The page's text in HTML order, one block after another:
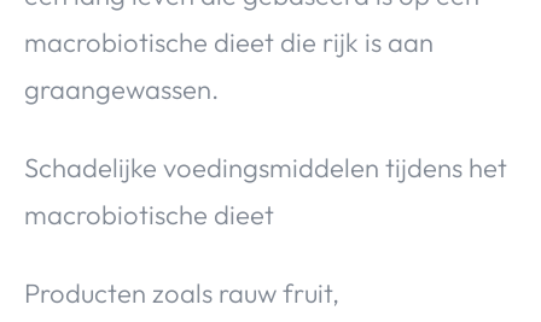
macrobiotische dieet die rijk is aan
graangewassen.
Schadelijke voedingsmiddelen tijdens het
macrobiotische dieet
Producten zoals rauw fruit,